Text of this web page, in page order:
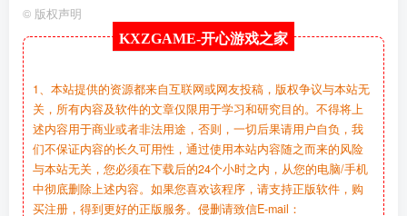
© 版权声明
KXZGAME-开心游戏之家
1、本站提供的资源都来自互联网或网友投稿，版权争议与本站无
关，所有内容及软件的文章仅限用于学习和研究目的。不得将上
述内容用于商业或者非法用途，否则，一切后果请用户自负，我
们不保证内容的长久可用性，通过使用本站内容随之而来的风险
与本站无关，您必须在下载后的24个小时之内，从您的电脑/手机
中彻底删除上述内容。如果您喜欢该程序，请支持正版软件，购
买注册，得到更好的正版服务。侵删请致信E-mail：